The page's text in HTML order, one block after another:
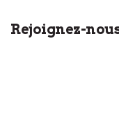
Rejoignez-